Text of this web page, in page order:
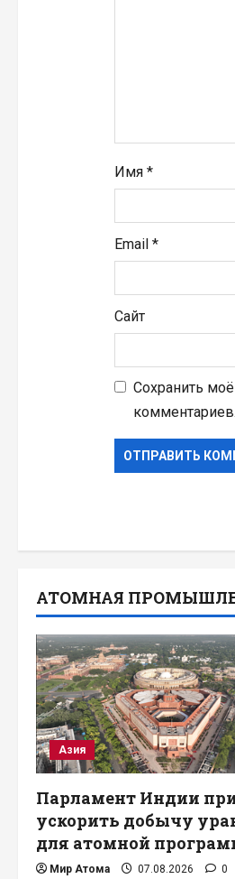
я
м
Имя *
Email *
Сайт
Сохранить
комментариев.
АТОМНАЯ
Азия
Парламент Индии
ускорить добычу
для атомной
Мир Атома 07.08.2026 0